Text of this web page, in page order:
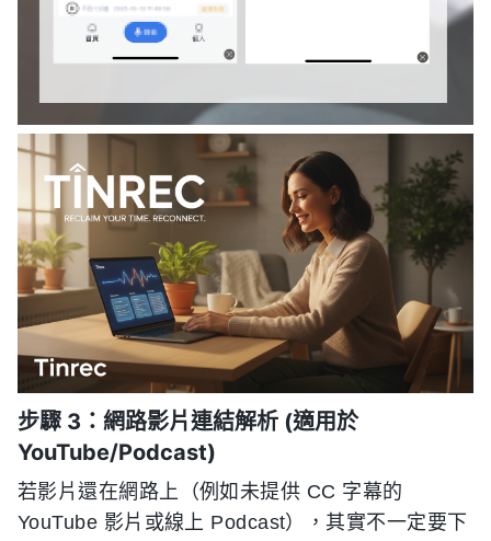
步驟 3：網路影片連結解析 (適用於
YouTube/Podcast)
若影片還在網路上（例如未提供 CC 字幕的
YouTube 影片或線上 Podcast），其實不一定要下